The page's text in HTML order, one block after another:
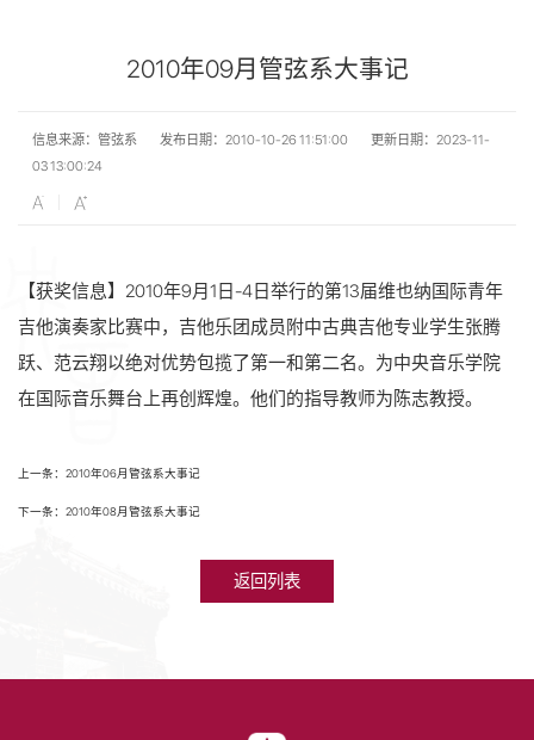
2010年09月管弦系大事记
信息来源：管弦系 发布日期：2010-10-26 11:51:00
更新日期：2023-11-
03 13:00:24
【获奖信息】 2010年9月1日-4日举行的第13届维也纳国际青年
吉他演奏家比赛中，吉他乐团成员附中古典吉他专业学生张腾
跃、范云翔以绝对优势包揽了第一和第二名。为中央音乐学院
在国际音乐舞台上再创辉煌。他们的指导教师为陈志教授。
上一条：2010年06月管弦系大事记
下一条：2010年08月管弦系大事记
返回列表